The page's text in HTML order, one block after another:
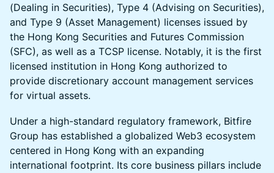
(Dealing in Securities), Type 4 (Advising on Securities),
and Type 9 (Asset Management) licenses issued by
the Hong Kong Securities and Futures Commission
(SFC), as well as a TCSP license. Notably, it is the first
licensed institution in Hong Kong authorized to
provide discretionary account management services
for virtual assets.
Under a high-standard regulatory framework, Bitfire
Group has established a globalized Web3 ecosystem
centered in Hong Kong with an expanding
international footprint. Its core business pillars include